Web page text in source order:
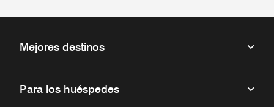
Mejores destinos
Para los huéspedes